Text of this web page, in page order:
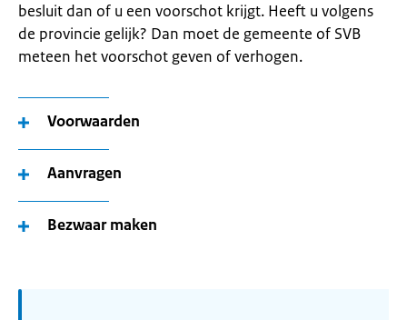
besluit dan of u een voorschot krijgt. Heeft u volgens
de provincie gelijk? Dan moet de gemeente of SVB
meteen het voorschot geven of verhogen.
Voorwaarden
Aanvragen
Bezwaar maken